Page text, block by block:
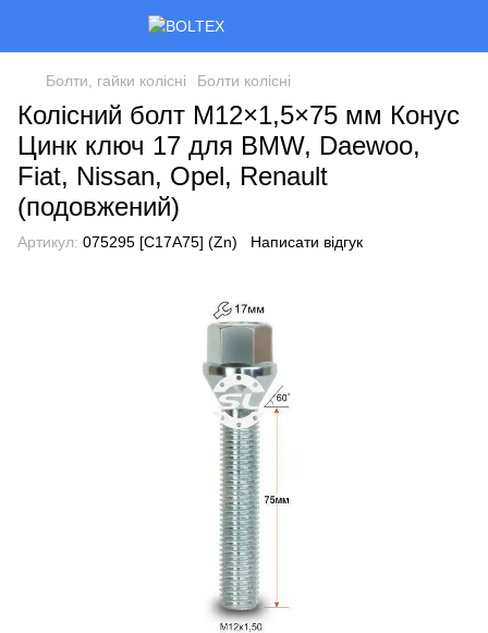
Болти, гайки колісні Болти колісні
Колісний болт M12×1,5×75 мм Конус
Цинк ключ 17 для BMW, Daewoo,
Fiat, Nissan, Opel, Renault
(подовжений)
Артикул: 075295 [C17A75] (Zn) Написати відгук